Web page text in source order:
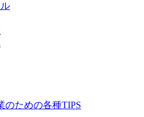
のための各種TIPS